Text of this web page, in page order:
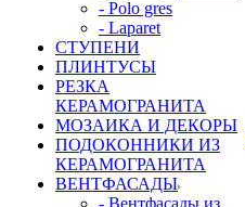
- Polo gres
- Laparet
СТУПЕНИ
ПЛИНТУСЫ
РЕЗКА
КЕРАМОГРАНИТА
МОЗАИКА И ДЕКОРЫ
ПОДОКОННИКИ ИЗ
КЕРАМОГРАНИТА
ВЕНТФАСАДЫ
- Вентфасады из